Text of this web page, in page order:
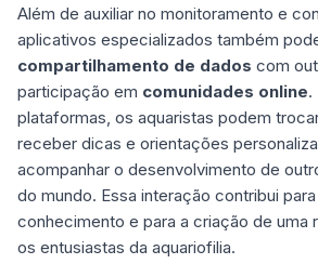
Além de auxiliar no monitoramento e
aplicativos especializados também
compartilhamento de dados com
participação em comunidades online.
plataformas, os aquaristas podem
receber dicas e orientações
acompanhar o desenvolvimento de
do mundo. Essa interação contribui
conhecimento e para a criação de uma
os entusiastas da aquariofilia.